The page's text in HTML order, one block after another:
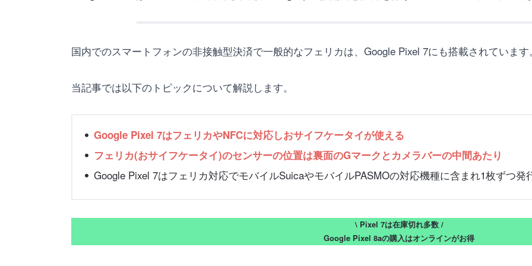
国内でのスマートフォンの非接触型決済で一般的なフェリカは、Google Pixel 7にも搭載されています。
当記事では以下のトピックについて解説します。
Google Pixel 7はフェリカやNFCに対応しおサイフケータイが使える
フェリカ(おサイフケータイ)のセンサーの位置は裏面のGマークとカメラバーの中間あたり
Google Pixel 7はフェリカ対応でモバイルSuicaやモバイルPASMOの対応機種に含まれ1枚ずつ発
\ Pixel 7は在庫切れ多数 /
Google Pixel 8aの購入はオンラインがお得